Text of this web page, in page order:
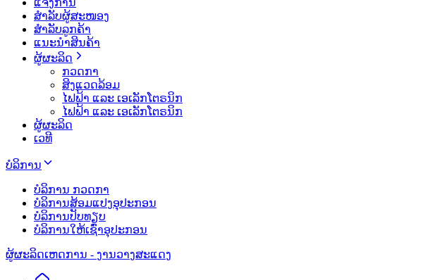
ສຳລັບຜູ້ສະໜອງ
ສຳລັບລູກຄ້າ
ແນະນຳສິນຄ້າ
ຜູ້ຜະລິດ
ກວດກາ
ສິງແວດລ້ອມ
ໄຟຟ້າ ແລະ ເອເລັກໂຕຣນິກ
ໄຟຟ້າ ແລະ ເອເລັກໂຕຣນິກ
ຜູ້ຜະລິດ
ເວທີ
ບໍລິການ
ບໍລິການ ກວດກາ
ບໍລິການສ້ອມແປງອຸປະກອນ
ບໍລິການປັບທຽບ
ບໍລິການໃຫ້ເຊົ່າອຸປະກອນ
ຜູ້ຜະລິດເຫດການ - ງານວາງສະແດງ